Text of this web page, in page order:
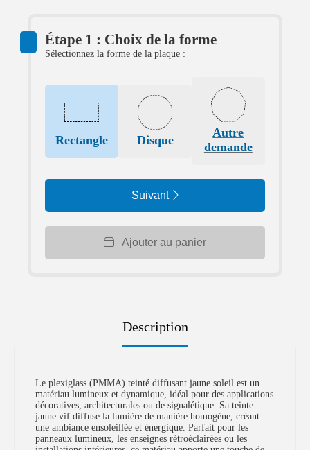
Étape 1 : Choix de la forme
Sélectionnez la forme de la plaque :
Rectangle Disque
Autre
demande
Suivant
Ajouter au panier
Description
Le plexiglass (PMMA) teinté diffusant jaune soleil est un
matériau lumineux et dynamique, idéal pour des applications
décoratives, architecturales ou de signalétique. Sa teinte
jaune vif diffuse la lumière de manière homogène, créant
une ambiance ensoleillée et énergique. Parfait pour les
panneaux lumineux, les enseignes rétroéclairées ou les